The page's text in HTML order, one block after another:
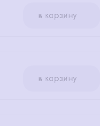
в корзину
в корзину